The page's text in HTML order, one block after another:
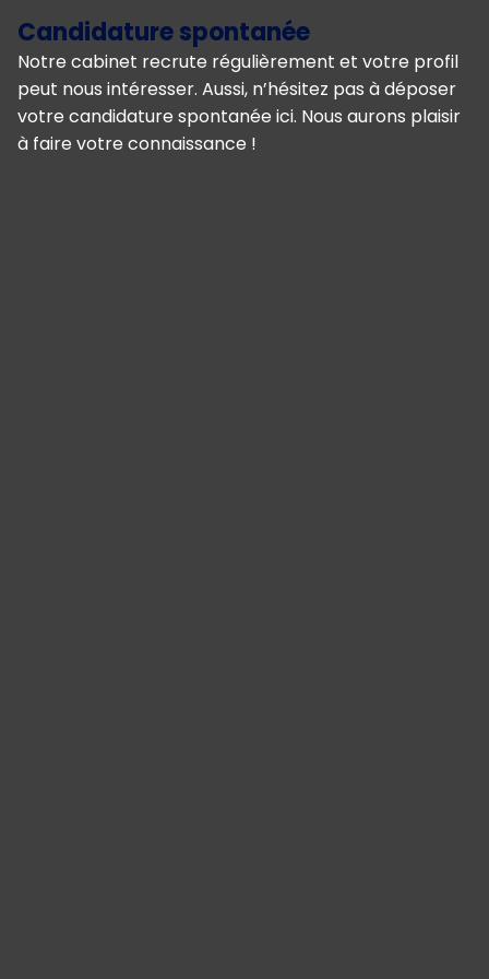
Candidature spontanée
Notre cabinet recrute régulièrement et votre profil
peut nous intéresser. Aussi, n’hésitez pas à déposer
votre candidature spontanée ici. Nous aurons plaisir
à faire votre connaissance !